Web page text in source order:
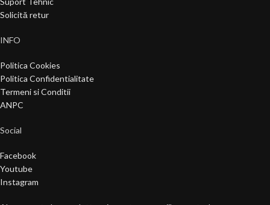
Solicită retur
INFO
Politica Cookies
Politica Confidentialitate
Termeni si Conditii
ANPC
Social
Facebook
Youtube
Instagram